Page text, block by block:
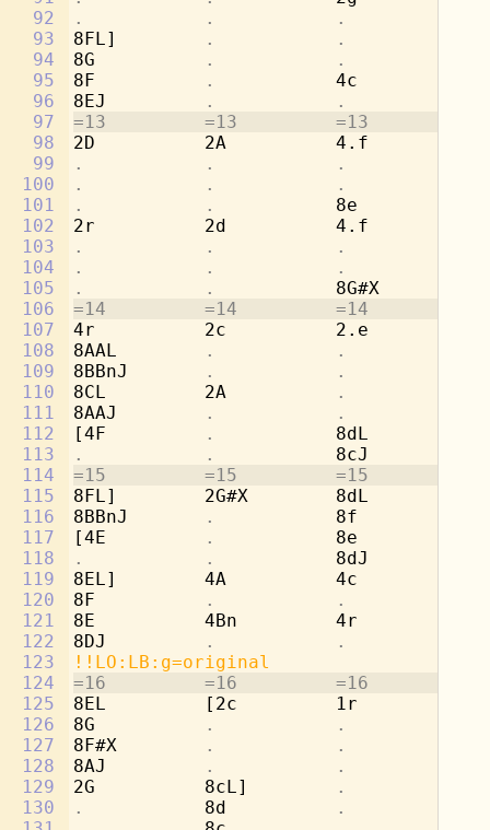
92
93
94
95
96
97
98
99
100
101
102
103
104
105
106
107
108
109
110
111
112
113
114
115
116
117
118
119
120
121
122
123
124
125
126
127
128
129
130
.           .           .
8FL]
.           .
8G
.           .           .
8F
. 4c
8EJ
.           .           .
=13         =13         =13
2D          2A          4.f
.           .           .
.           .           .
.           . 8e
2r          2d          4.f
.           .           .
.           .           .
.           . 8G#X
=14         =14         =14
4r          2c          2.e
8AAL
.           .
8BBnJ
.           .
8CL         2A
.
8AAJ
.           .           .
[4F
. 8dL
.           . 8cJ
=15         =15         =15
8FL]        2G#X        8dL
8BBnJ
. 8f
[4E
. 8e
.           . 8dJ
8EL]        4A          4c
8F
.           .           .
8E          4Bn         4r
8DJ
.           .           .
!!LO:LB:g=original
=16         =16         =16
8EL         [2c         1r
8G
.           .
8F#X
.           .
8AJ
.           .           .
2G          8cL]
.
. 8d .